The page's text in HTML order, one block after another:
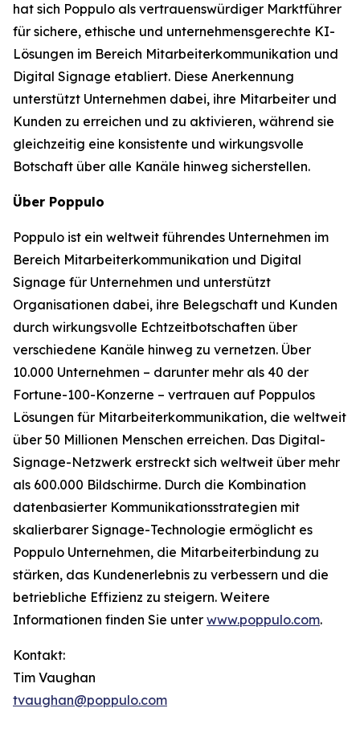
hat sich Poppulo als vertrauenswürdiger Marktführer
für sichere, ethische und unternehmensgerechte KI-
Lösungen im Bereich Mitarbeiterkommunikation und
Digital Signage etabliert. Diese Anerkennung
unterstützt Unternehmen dabei, ihre Mitarbeiter und
Kunden zu erreichen und zu aktivieren, während sie
gleichzeitig eine konsistente und wirkungsvolle
Botschaft über alle Kanäle hinweg sicherstellen.
Über Poppulo
Poppulo ist ein weltweit führendes Unternehmen im
Bereich Mitarbeiterkommunikation und Digital
Signage für Unternehmen und unterstützt
Organisationen dabei, ihre Belegschaft und Kunden
durch wirkungsvolle Echtzeitbotschaften über
verschiedene Kanäle hinweg zu vernetzen. Über
10.000 Unternehmen – darunter mehr als 40 der
Fortune-100-Konzerne – vertrauen auf Poppulos
Lösungen für Mitarbeiterkommunikation, die weltweit
über 50 Millionen Menschen erreichen. Das Digital-
Signage-Netzwerk erstreckt sich weltweit über mehr
als 600.000 Bildschirme. Durch die Kombination
datenbasierter Kommunikationsstrategien mit
skalierbarer Signage-Technologie ermöglicht es
Poppulo Unternehmen, die Mitarbeiterbindung zu
stärken, das Kundenerlebnis zu verbessern und die
betriebliche Effizienz zu steigern. Weitere
Informationen finden Sie unter www.poppulo.com.
Kontakt:
Tim Vaughan
tvaughan@poppulo.com